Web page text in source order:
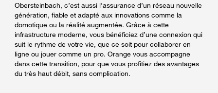
Obersteinbach, c’est aussi l’assurance d’un réseau nouvelle
génération, fiable et adapté aux innovations comme la
domotique ou la réalité augmentée. Grâce à cette
infrastructure moderne, vous bénéficiez d’une connexion qui
suit le rythme de votre vie, que ce soit pour collaborer en
ligne ou jouer comme un pro. Orange vous accompagne
dans cette transition, pour que vous profitiez des avantages
du très haut débit, sans complication.